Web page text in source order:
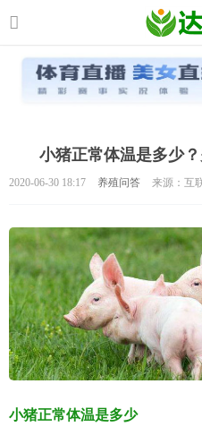
小猪正常体温是多少
2020-06-30 18:17 养殖问答 来源：互
小猪正常体温是多少